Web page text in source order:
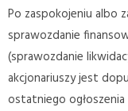
Po zaspokojeniu albo
sprawozdanie
(sprawozdanie
akcjonariuszy jest
ostatniego